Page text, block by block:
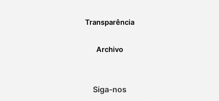
Transparência
Archivo
Siga-nos